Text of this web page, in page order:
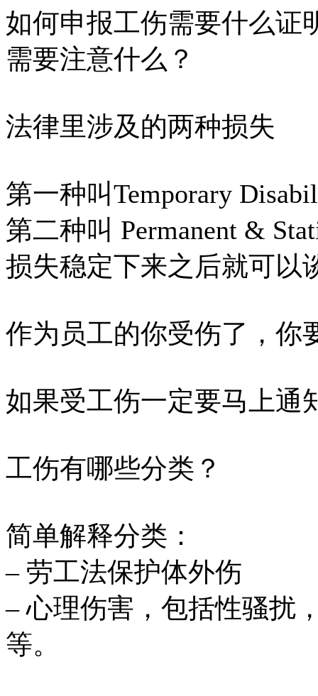
如何申报工伤需要什么证
需要注意什么？
法律里涉及的两种损失
第一种叫Temporary
第二种叫 Permanent &
损失稳定下来之后就可以
作为员工的你受伤了，你
如果受工伤一定要马上通
工伤有哪些分类？
简单解释分类：
– 劳工法保护体外伤
– 心理伤害，包括性骚扰
等。